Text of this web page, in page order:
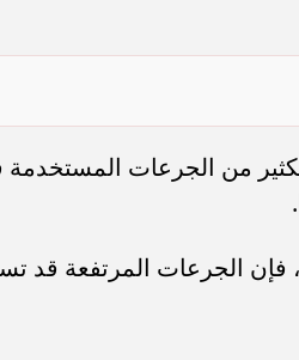
بكثير من الجرعات
الجرعات المرتفعة قد